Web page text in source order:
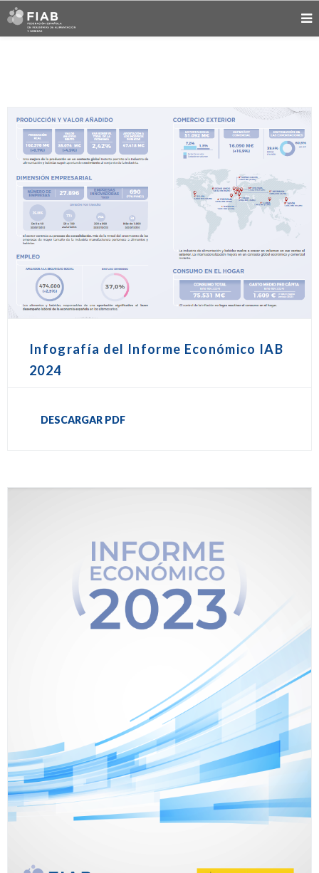
Infografía del Informe Económico IAB
2024
DESCARGAR PDF